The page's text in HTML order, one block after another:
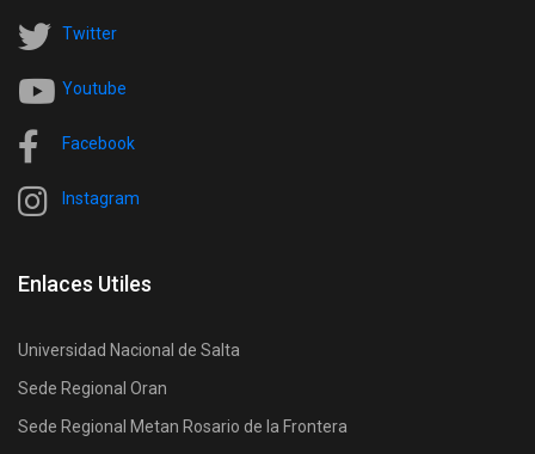
Twitter
Youtube
Facebook
Instagram
Enlaces Utiles
Universidad Nacional de Salta
Sede Regional Oran
Sede Regional Metan Rosario de la Frontera